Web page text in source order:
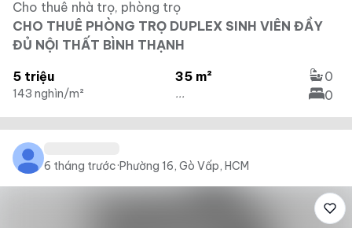
Cho thuê nhà trọ, phòng trọ
CHO THUÊ PHÒNG TRỌ DUPLEX SINH VIÊN ĐẦY
ĐỦ NỘI THẤT BÌNH THẠNH
5 triệu
143 nghìn/m²
35 m²
...
0
0
6 tháng trước·Phường 16, Gò Vấp, HCM